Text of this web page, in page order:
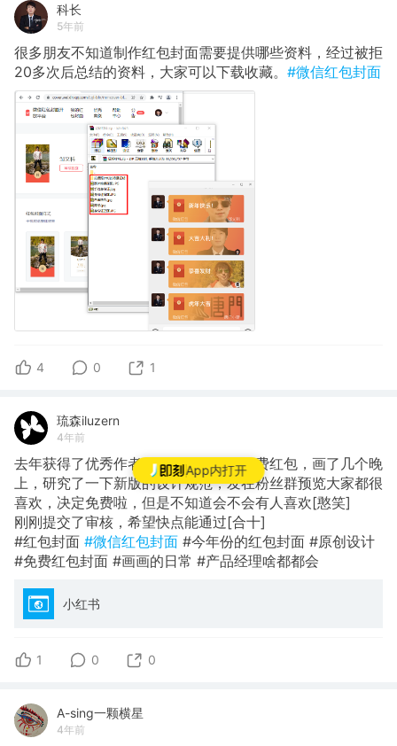
App内打开
科长
5年前
很多朋友不知道制作红包封面需要提供哪些资料，经过被拒
20多次后总结的资料，大家可以下载收藏。 #微信红包封面
4 0 1
琉森iluzern
4年前
去年获得了优秀作者，得到了一万个免费红包，画了几个晚
上，研究了一下新版的设计规范，发在粉丝群预览大家都很
喜欢，决定免费啦，但是不知道会不会有人喜欢[憨笑]
刚刚提交了审核，希望快点能通过[合十]
#红包封面 #微信红包封面 #今年份的红包封面 #原创设计
#免费红包封面 #画画的日常 #产品经理啥都都会
小红书
1 0 0
A-sing一颗横星
4年前